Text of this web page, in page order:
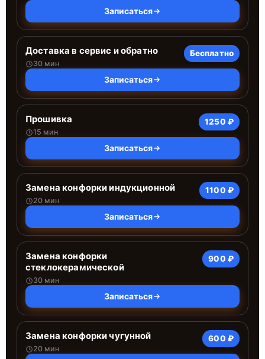
Записаться
Доставка в сервис и обратно
30 мин
Бесплатно
Записаться
Прошивка
15 мин
1250 ₽
Записаться
Замена конфорки индукционной
20 мин
1100 ₽
Записаться
Замена конфорки
стеклокерамической
30 мин
900 ₽
Записаться
Замена конфорки чугунной
20 мин
600 ₽